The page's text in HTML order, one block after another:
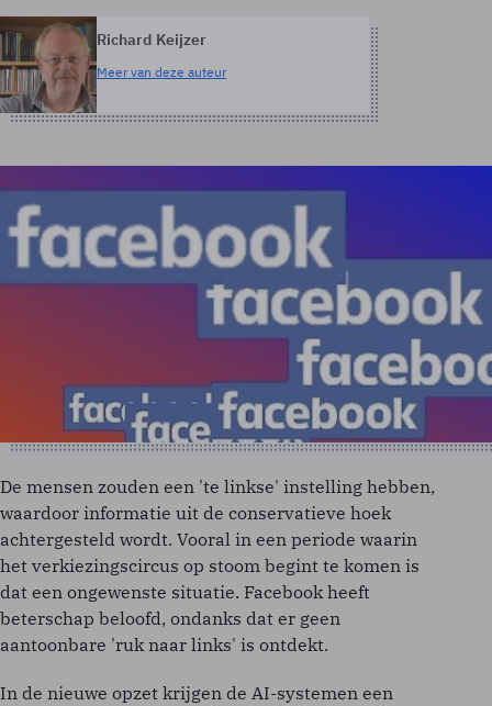
Richard Keijzer
Meer van deze auteur
De mensen zouden een 'te linkse' instelling hebben,
waardoor informatie uit de conservatieve hoek
achtergesteld wordt. Vooral in een periode waarin
het verkiezingscircus op stoom begint te komen is
dat een ongewenste situatie. Facebook heeft
beterschap beloofd, ondanks dat er geen
aantoonbare 'ruk naar links' is ontdekt.
In de nieuwe opzet krijgen de AI-systemen een